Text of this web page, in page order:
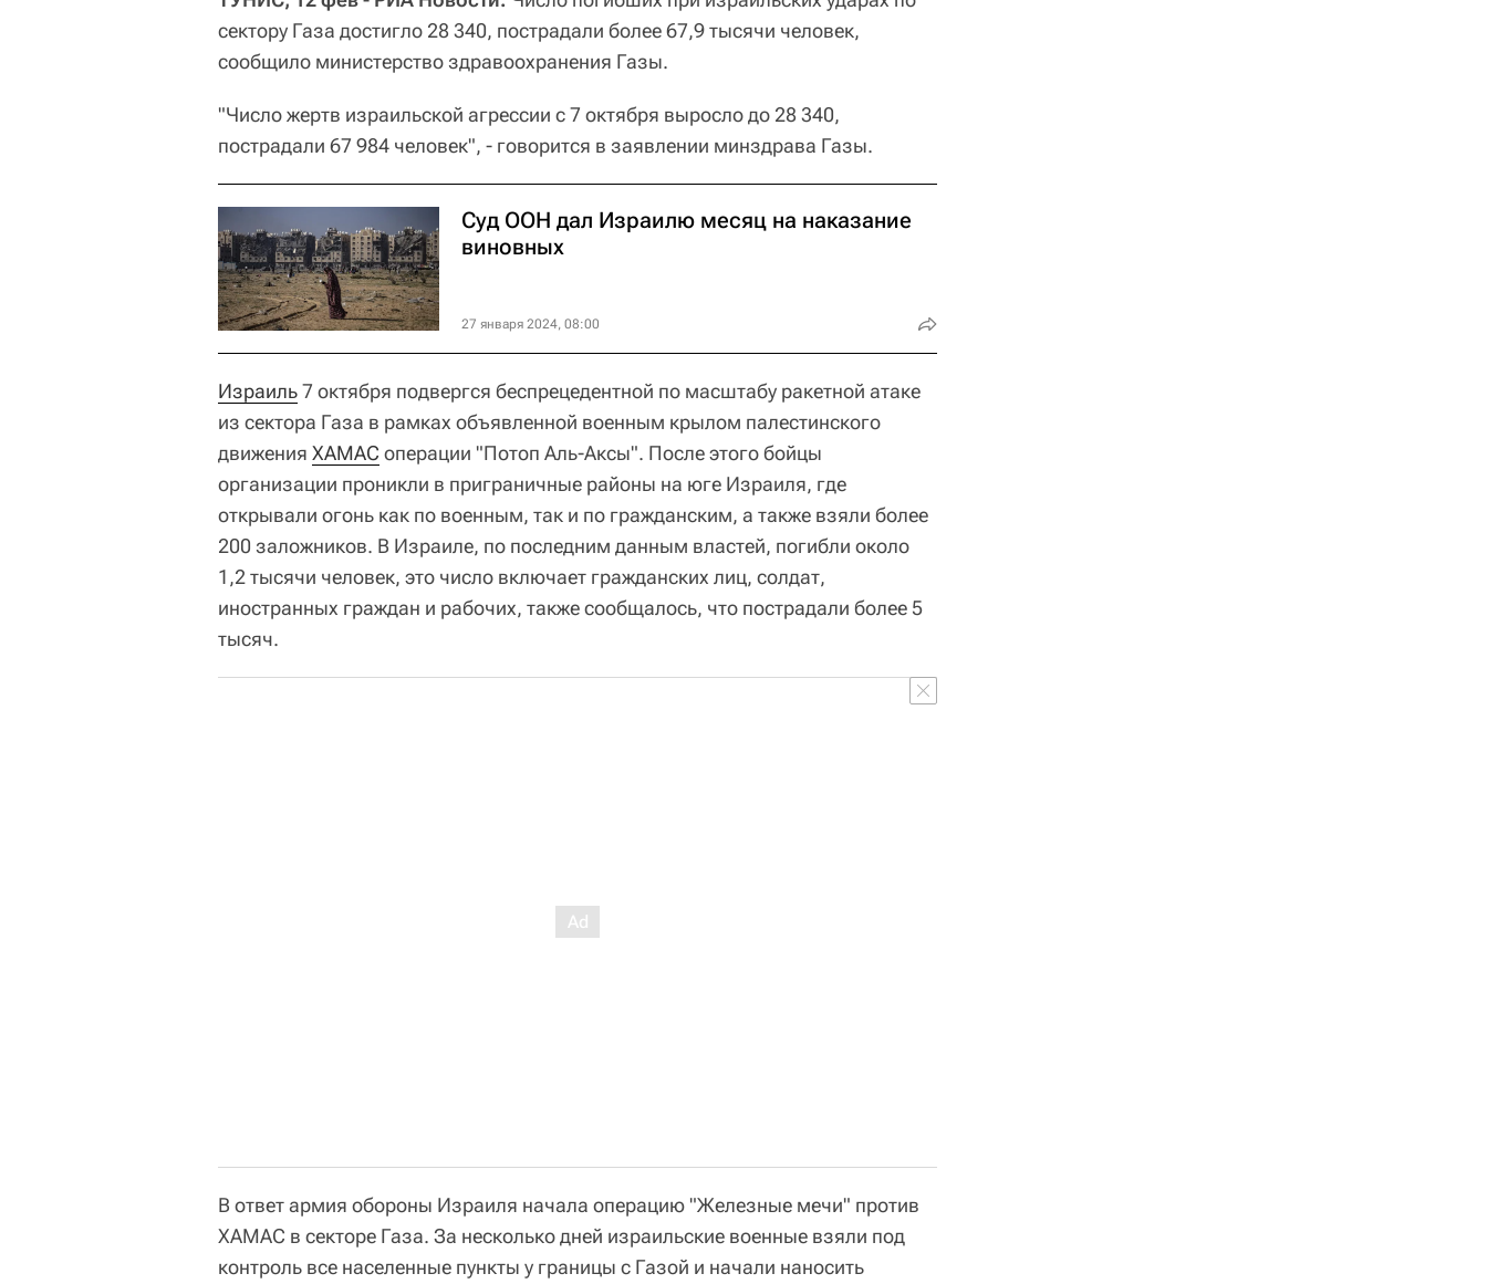
сектору Газа достигло 28 340, пострадали более 67,9 тысячи человек,
сообщило министерство здравоохранения Газы.
"Число жертв израильской агрессии с 7 октября выросло до 28 340,
пострадали 67 984 человек", - говорится в заявлении минздрава Газы.
Суд ООН дал Израилю месяц на наказание
виновных
27 января 2024, 08:00
Израиль7 октября подвергся беспрецедентной по масштабу ракетной атаке
из сектора Газа в рамках объявленной военным крылом палестинского
движения ХАМАС операции "Потоп Аль-Аксы". После этого бойцы
организации проникли в приграничные районы на юге Израиля, где
открывали огонь как по военным, так и по гражданским, а также взяли более
200 заложников. В Израиле, по последним данным властей, погибли около
1,2 тысячи человек, это число включает гражданских лиц, солдат,
иностранных граждан и рабочих, также сообщалось, что пострадали более 5
тысяч.
В ответ армия обороны Израиля начала операцию "Железные мечи" против
ХАМАС в секторе Газа. За несколько дней израильские военные взяли под
контроль все населенные пункты у границы с Газой и начали наносить